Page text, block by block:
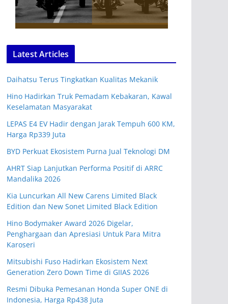
Latest Articles
Daihatsu Terus Tingkatkan Kualitas Mekanik
Hino Hadirkan Truk Pemadam Kebakaran, Kawal
Keselamatan Masyarakat
LEPAS E4 EV Hadir dengan Jarak Tempuh 600 KM,
Harga Rp339 Juta
BYD Perkuat Ekosistem Purna Jual Teknologi DM
AHRT Siap Lanjutkan Performa Positif di ARRC
Mandalika 2026
Kia Luncurkan All New Carens Limited Black
Edition dan New Sonet Limited Black Edition
Hino Bodymaker Award 2026 Digelar,
Penghargaan dan Apresiasi Untuk Para Mitra
Karoseri
Mitsubishi Fuso Hadirkan Ekosistem Next
Generation Zero Down Time di GIIAS 2026
Resmi Dibuka Pemesanan Honda Super ONE di
Indonesia, Harga Rp438 Juta